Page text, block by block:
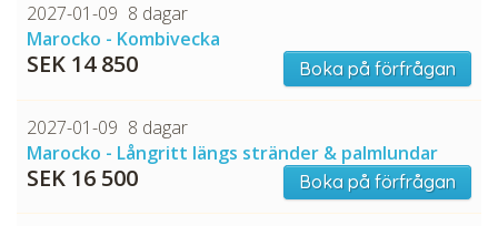
2027-01-09 8 dagar
Marocko - Kombivecka
SEK 14 850 Boka på förfrågan
2027-01-09 8 dagar
Marocko - Långritt längs stränder & palmlundar
SEK 16 500 Boka på förfrågan